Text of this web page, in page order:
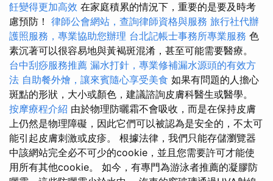
飪變得更加高效 在家庭積累的情況下，重要的是要及時考
慮預防！ 律師公會網站，查詢律師資格與服務 旅行社代辦
護照服務，專業協助您辦理 台北記帳士事務所專業服務 色
素沉著可以很容易地與黃褐斑混淆，甚至可能需要醫療。
台中刮痧服務推薦 漏水打針，專業修補漏水源頭的有效方
法 自助餐外燴，讓來賓隨心享受美食 如果有問題的人擔心
斑點的形狀，大小或顏色，建議諮詢皮膚科醫生或醫學。
按摩療程介紹 由於物理防曬霜不會吸收，而是在保持皮膚
上仍然是物理障礙，因此它們可以被認為是安全的，不太可
能引起皮膚刺激或皮疹。 根據法律，我們只能存儲瀏覽器
中該網站完全必不可少的cookie，並且您需要許可才能使
用所有其他cookie。 如今，有專門為游泳者推薦的凝膠防